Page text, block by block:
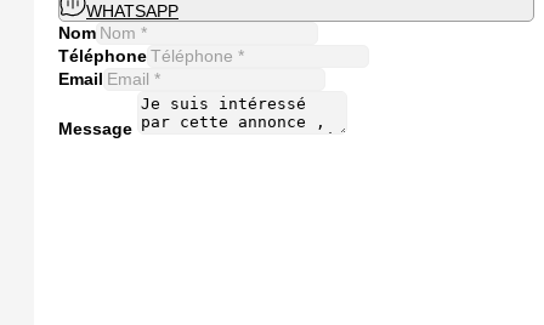
WHATSAPP
Nom
Téléphone
Email
Message